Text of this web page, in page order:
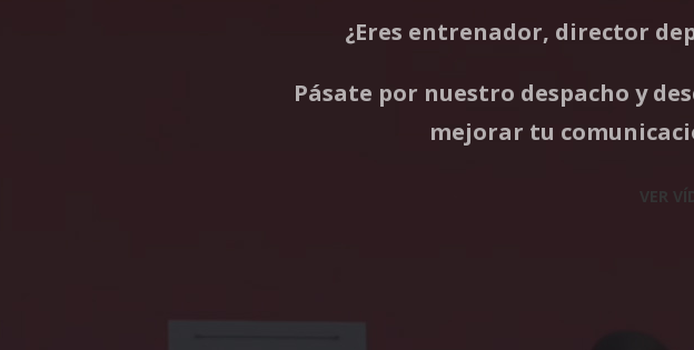
¿Eres entrenador, director
Pásate por nuestro despacho y
mejorar tu
VER